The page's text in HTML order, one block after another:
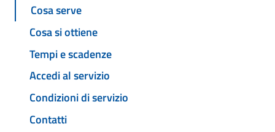
Cosa serve
Cosa si ottiene
Tempi e scadenze
Accedi al servizio
Condizioni di servizio
Contatti